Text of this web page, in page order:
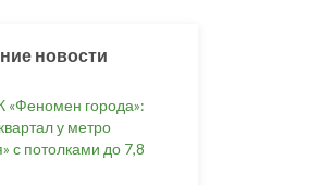
новости
«Феномен города»:
у метро
с потолками до 7,8